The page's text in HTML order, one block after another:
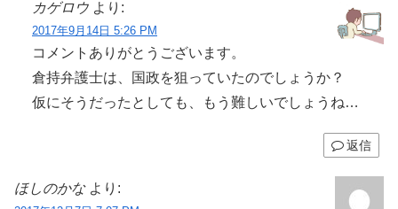
カゲロウ より:
2017年9月14日 5:26 PM
コメントありがとうございます。
倉持弁護士は、国政を狙っていたのでしょうか？
仮にそうだったとしても、もう難しいでしょうね…
返信
ほしのかな より: